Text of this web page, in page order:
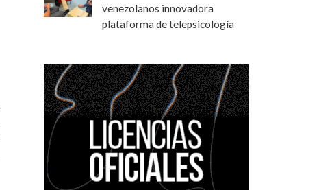
venezolanos innovadora
plataforma de telepsicología